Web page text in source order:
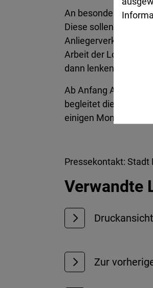
An besonders
Diese sollen das
Anliegerverkehr
Arbeit der
dann lenken – und
Ab Anfang April
begleitet die
einigen Monaten
Pressekontakt: Stadt
Verwandte
Zur